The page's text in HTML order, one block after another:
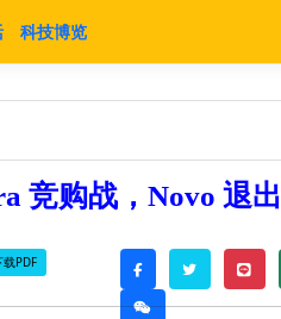
科技博览
竞购战，Novo 退出
PDF facebooktwitterline
weixin